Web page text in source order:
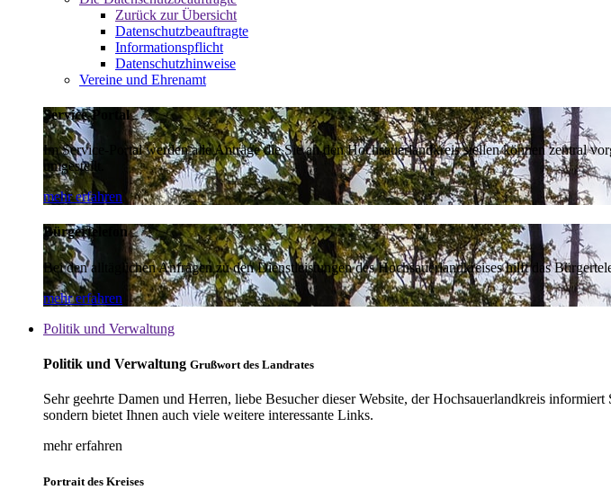
Zurück zur Übersicht
Datenschutzbeauftragte
Informationspflicht
Datenschutzhinweise
Vereine und Ehrenamt
Service-Portal
Im Service-Portal werden alle Anträge die Sie an den Hochsauerlandkreis stellen können zentral
umgestellt.
mehr erfahren
Bürgertelefon
Bei den alltäglichen Anfragen zu den Dienstleistungen des Hochsauerlandkreises hilft das
mehr erfahren
Politik und Verwaltung
Politik und Verwaltung Grußwort des Landrates
Sehr geehrte Damen und Herren, liebe Besucher dieser Website, der Hochsauerlandkreis
sondern bietet Ihnen auch viele weitere interessante Links.
mehr erfahren
Portrait des Kreises